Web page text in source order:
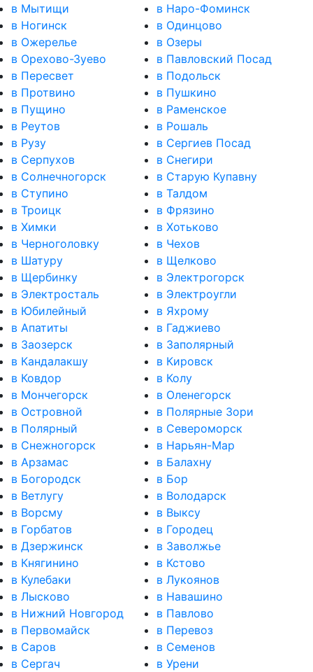
в Мытищи
в Наро-Фоминск
в Ногинск
в Одинцово
в Ожерелье
в Озеры
в Орехово-Зуево
в Павловский Посад
в Пересвет
в Подольск
в Протвино
в Пушкино
в Пущино
в Раменское
в Реутов
в Рошаль
в Рузу
в Сергиев Посад
в Серпухов
в Снегири
в Солнечногорск
в Старую Купавну
в Ступино
в Талдом
в Троицк
в Фрязино
в Химки
в Хотьково
в Черноголовку
в Чехов
в Шатуру
в Щелково
в Щербинку
в Электрогорск
в Электросталь
в Электроугли
в Юбилейный
в Яхрому
в Апатиты
в Гаджиево
в Заозерск
в Заполярный
в Кандалакшу
в Кировск
в Ковдор
в Колу
в Мончегорск
в Оленегорск
в Островной
в Полярные Зори
в Полярный
в Североморск
в Снежногорск
в Нарьян-Мар
в Арзамас
в Балахну
в Богородск
в Бор
в Ветлугу
в Володарск
в Ворсму
в Выксу
в Горбатов
в Городец
в Дзержинск
в Заволжье
в Княгинино
в Кстово
в Кулебаки
в Лукоянов
в Лысково
в Навашино
в Нижний Новгород
в Павлово
в Первомайск
в Перевоз
в Саров
в Семенов
в Сергач
в Урени